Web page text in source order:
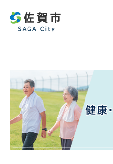
康・
福
祉